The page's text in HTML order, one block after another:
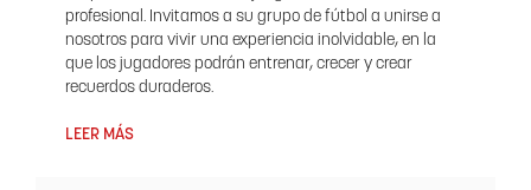
profesional. Invitamos a su grupo de fútbol a unirse a
nosotros para vivir una experiencia inolvidable, en la
que los jugadores podrán entrenar, crecer y crear
recuerdos duraderos.
LEER MÁS